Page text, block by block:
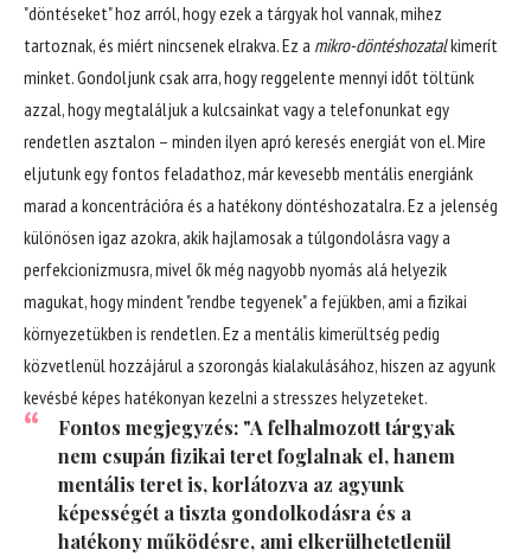
"döntéseket" hoz arról, hogy ezek a tárgyak hol vannak, mihez
tartoznak, és miért nincsenek elrakva. Ez a mikro-döntéshozatalkimerít
minket. Gondoljunk csak arra, hogy reggelente mennyi időt töltünk
azzal, hogy megtaláljuk a kulcsainkat vagy a telefonunkat egy
rendetlen asztalon – minden ilyen apró keresés energiát von el. Mire
eljutunk egy fontos feladathoz, már kevesebb mentális energiánk
marad a koncentrációra és a hatékony döntéshozatalra. Ez a jelenség
különösen igaz azokra, akik hajlamosak a túlgondolásra vagy a
perfekcionizmusra, mivel ők még nagyobb nyomás alá helyezik
magukat, hogy mindent "rendbe tegyenek" a fejükben, ami a fizikai
környezetükben is rendetlen. Ez a mentális kimerültség pedig
közvetlenül hozzájárul a szorongás kialakulásához, hiszen az agyunk
kevésbé képes hatékonyan kezelni a stresszes helyzeteket.
Fontos megjegyzés: "A felhalmozott tárgyak
nem csupán fizikai teret foglalnak el, hanem
mentális teret is, korlátozva az agyunk
képességét a tiszta gondolkodásra és a
hatékony működésre, ami elkerülhetetlenül